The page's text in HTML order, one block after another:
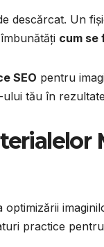
descărcat. Un
cum se
SEO pentru
tău în
practice